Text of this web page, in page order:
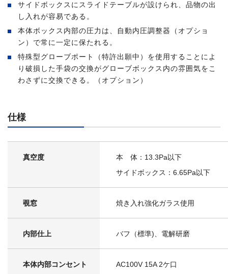
サイドボックスにスライドテーブルが設けられ、品物の出
し入れが容易である。
本体ボックス内部の圧力は、自動内圧調整器（オプショ
ン）で常に一定に保たれる。
特殊型グローブポート（特許出願中）を使用することによ
り破損した手袋の交換がグローブボックス内の雰囲気をこ
わさずに交換できる。（オプション）
仕様
真空度
本 体：13.3Pa以下
サイドボックス：6.65Pa以下
覗窓 焼き入れ強化ガラス使用
内部仕上 バフ（標準)、電解研磨
本体内部コンセント AC100V 15A 2ケ口